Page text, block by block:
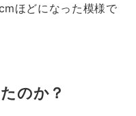
ほどになった模様で
のか？